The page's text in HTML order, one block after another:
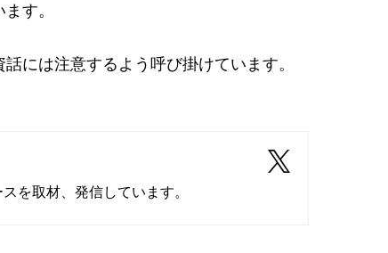
す。
には注意するよう呼び掛けています。
を取材、発信しています。